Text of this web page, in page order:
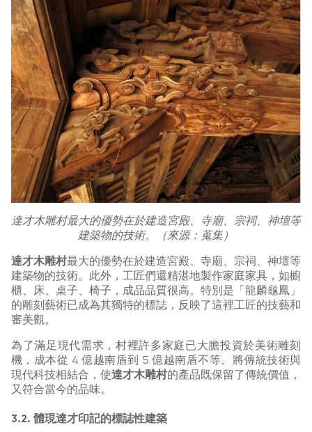
達才木雕村最大的優勢在於建造宮殿、寺廟、宗祠、神壇等
建築物的技術。（來源：蒐集）
達才木雕村最大的優勢在於建造宮殿、寺廟、宗祠、神壇等
建築物的技術。此外，工匠們還精湛地製作家庭家具，如櫥
櫃、床、桌子、椅子，成品品質很高。特別是「龍麟龜鳳」
的雕刻藝術已成為其獨特的標誌，反映了這裡工匠的技藝和
審美觀。
為了滿足現代需求，村裡許多家庭已大膽投資於美術雕刻
機，成本從 4 億越南盾到 5 億越南盾不等。將傳統技術與
現代科技相結合，使達才木雕村的產品既保留了傳統價值，
又符合當今的品味。
3.2. 體現達才印記的標誌性建築